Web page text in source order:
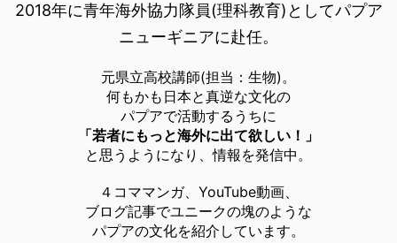
2018年に青年海外協力隊員(理科教育)としてパプア
ニューギニアに赴任。
元県立高校講師(担当：生物)。
何もかも日本と真逆な文化の
パプアで活動するうちに
「若者にもっと海外に出て欲しい！」
と思うようになり、情報を発信中。
４コママンガ、YouTube動画、
ブログ記事でユニークの塊のような
パプアの文化を紹介しています。